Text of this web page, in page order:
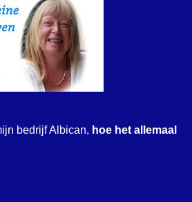
bedrijf Albican, hoe het allemaal